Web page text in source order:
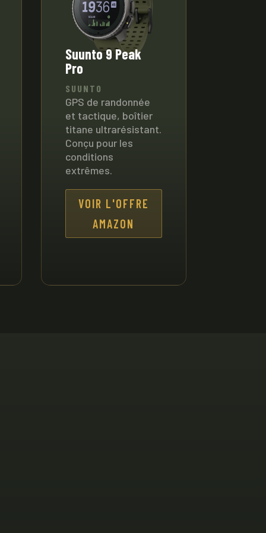
Suunto 9 Peak
Pro
SUUNTO
GPS de randonnée
et tactique, boîtier
titane ultrarésistant.
Conçu pour les
conditions
extrêmes.
VOIR L'OFFRE
AMAZON